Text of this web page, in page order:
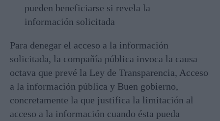
pueden beneficiarse si revela la
información solicitada
Para denegar el acceso a la información
solicitada, la compañía pública invoca la causa
octava que prevé la Ley de Transparencia, Acceso
a la información pública y Buen gobierno,
concretamente la que justifica la limitación al
acceso a la información cuando ésta pueda